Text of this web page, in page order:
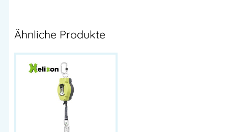
Anschlageinrichtungen,Petzl®,
Petzl Verbindungsmittel und Fälldämpfer
Ähnliche Produkte